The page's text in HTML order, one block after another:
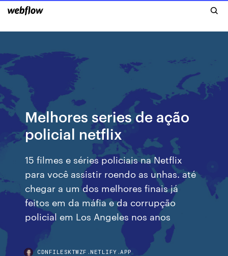
Melhores series de ação
policial netflix
15 filmes e séries policiais na Netflix
para você assistir roendo as unhas. até
chegar a um dos melhores finais já
feitos em da máfia e da corrupção
policial em Los Angeles nos anos
CDNFILESKTWZF.NETLIFY.APP